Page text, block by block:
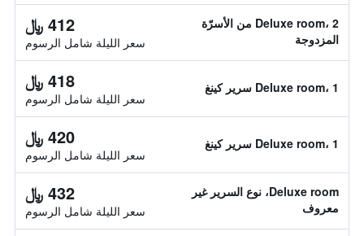
Deluxe room، 2 من الأسرّة
المزدوجة
412 ﷼
سعر الليلة شامل الرسوم
Deluxe room، 1 سرير كينغ 418 ﷼
سعر الليلة شامل الرسوم
Deluxe room، 1 سرير كينغ 420 ﷼
سعر الليلة شامل الرسوم
Deluxe room، نوع السرير غير
معروف
432 ﷼
سعر الليلة شامل الرسوم